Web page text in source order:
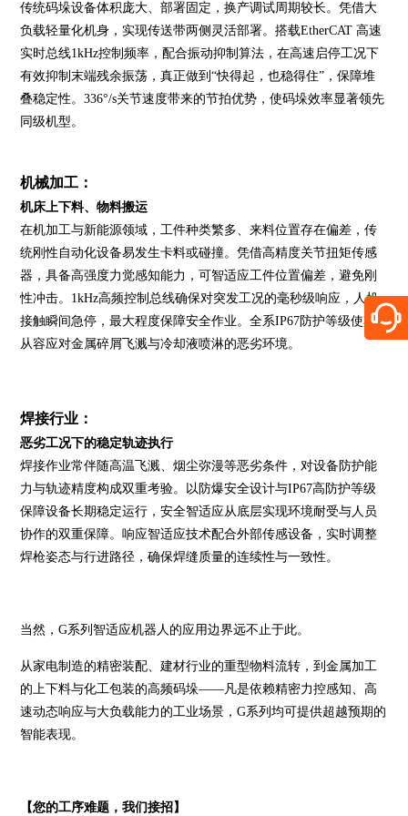
传统码垛设备体积庞大、部署固定，换产调试周期较长。凭借大
负载轻量化机身，实现传送带两侧灵活部署。搭载EtherCAT 高速
实时总线1kHz控制频率，配合振动抑制算法，在高速启停工况下
有效抑制末端残余振荡，真正做到“快得起，也稳得住”，保障堆
叠稳定性。336°/s关节速度带来的节拍优势，使码垛效率显著领先
同级机型。
机械加工：
机床上下料、物料搬运
在机加工与新能源领域，工件种类繁多、来料位置存在偏差，传
统刚性自动化设备易发生卡料或碰撞。凭借高精度关节扭矩传感
器，具备高强度力觉感知能力，可智适应工件位置偏差，避免刚
性冲击。1kHz高频控制总线确保对突发工况的毫秒级响应，人机
接触瞬间急停，最大程度保障安全作业。全系IP67防护等级使其
从容应对金属碎屑飞溅与冷却液喷淋的恶劣环境。
焊接行业：
恶劣工况下的稳定轨迹执行
焊接作业常伴随高温飞溅、烟尘弥漫等恶劣条件，对设备防护能
力与轨迹精度构成双重考验。以防爆安全设计与IP67高防护等级
保障设备长期稳定运行，安全智适应从底层实现环境耐受与人员
协作的双重保障。响应智适应技术配合外部传感设备，实时调整
焊枪姿态与行进路径，确保焊缝质量的连续性与一致性。
当然，G系列智适应机器人的应用边界远不止于此。
从家电制造的精密装配、建材行业的重型物料流转，到金属加工
的上下料与化工包装的高频码垛——凡是依赖精密力控感知、高
速动态响应与大负载能力的工业场景，G系列均可提供超越预期的
智能表现。
【您的工序难题，我们接招】